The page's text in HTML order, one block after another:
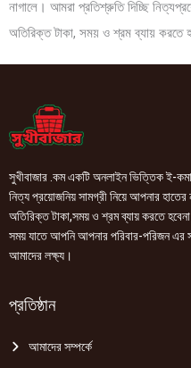
নাগালে। আমরা প্রতিশ্রুতি দিচ্ছি
অতিরিক্ত টাকা, সময় ও শ্রম ব্যায় করতে
সুখীবাজার .কম একটি অনলাইন ভিত্তিক ই-
নিত্য প্রয়োজনিয় সামগ্রী নিয়ে আপনার
অতিরিক্ত টাকা,সময় ও শ্রম ব্যায় করতে
সময় যাতে আপনি আপনার পরিবার-পরিজন এর
আমাদের লক্ষ্য।
প্রতিষ্ঠান
আমাদের সম্পর্কে